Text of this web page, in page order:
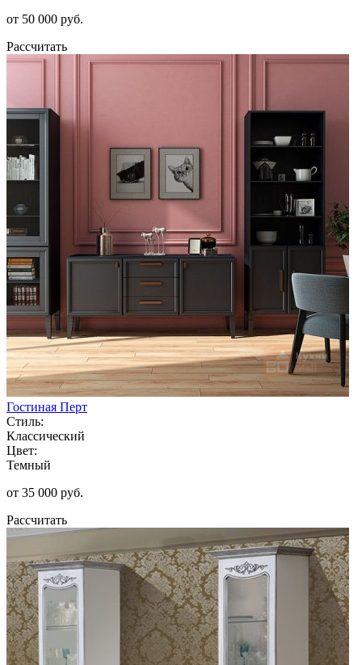
от 50 000 руб.
Рассчитать
Гостиная Перт
Стиль:
Классический
Цвет:
Темный
от 35 000 руб.
Рассчитать